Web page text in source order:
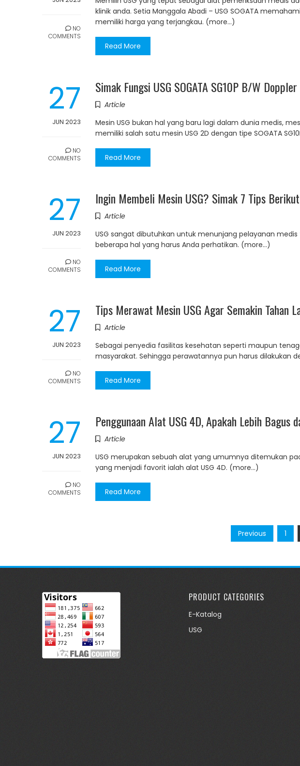
NO
COMMENTS
klinik anda. Setia Manggala Abadi – USG SOGATA
memiliki harga yang terjangkau. (more…)
Read More
27
JUN 2023
NO
COMMENTS
Simak Fungsi USG SOGATA SG10P B/W
Article
Mesin USG bukan hal yang baru lagi dalam dunia medis,
memiliki salah satu mesin USG 2D dengan tipe SOGATA
Read More
27
JUN 2023
NO
COMMENTS
Ingin Membeli Mesin USG? Simak 7 Tips
Article
USG sangat dibutuhkan untuk menunjang pelayanan
beberapa hal yang harus Anda perhatikan. (more…)
Read More
27
JUN 2023
NO
COMMENTS
Tips Merawat Mesin USG Agar Semakin Tahan
Article
Sebagai penyedia fasilitas kesehatan seperti maupun
masyarakat. Sehingga perawatannya pun harus dilakukan
Read More
27
JUN 2023
NO
COMMENTS
Penggunaan Alat USG 4D, Apakah Lebih Bagus
Article
USG merupakan sebuah alat yang umumnya ditemukan
yang menjadi favorit ialah alat USG 4D. (more…)
Read More
Previous 1
PRODUCT CATEGORIES
E-Katalog
USG